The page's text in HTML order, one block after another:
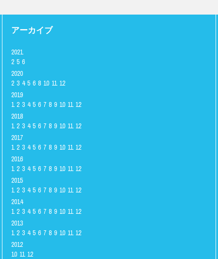
アーカイブ
2021
2 5 6
2020
2 3 4 5 6 8 10 11 12
2019
1 2 3 4 5 6 7 8 9 10 11 12
2018
1 2 3 4 5 6 7 8 9 10 11 12
2017
1 2 3 4 5 6 7 8 9 10 11 12
2016
1 2 3 4 5 6 7 8 9 10 11 12
2015
1 2 3 4 5 6 7 8 9 10 11 12
2014
1 2 3 4 5 6 7 8 9 10 11 12
2013
1 2 3 4 5 6 7 8 9 10 11 12
2012
10 11 12